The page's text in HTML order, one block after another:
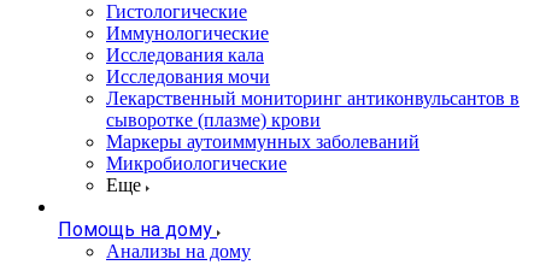
Гистологические
Иммунологические
Исследования кала
Исследования мочи
Лекарственный мониторинг антиконвульсантов в
сыворотке (плазме) крови
Маркеры аутоиммунных заболеваний
Микробиологические
Еще
Помощь на дому
Анализы на дому